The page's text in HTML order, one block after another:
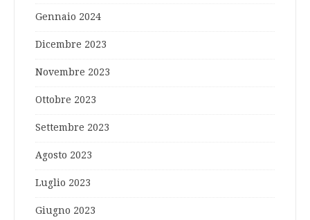
Gennaio 2024
Dicembre 2023
Novembre 2023
Ottobre 2023
Settembre 2023
Agosto 2023
Luglio 2023
Giugno 2023